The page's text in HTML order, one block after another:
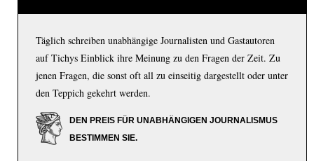
Täglich schreiben unabhängige Journalisten und Gastautoren
auf Tichys Einblick ihre Meinung zu den Fragen der Zeit. Zu
jenen Fragen, die sonst oft all zu einseitig dargestellt oder unter
den Teppich gekehrt werden.
DEN PREIS FÜR UNABHÄNGIGEN JOURNALISMUS
BESTIMMEN SIE.